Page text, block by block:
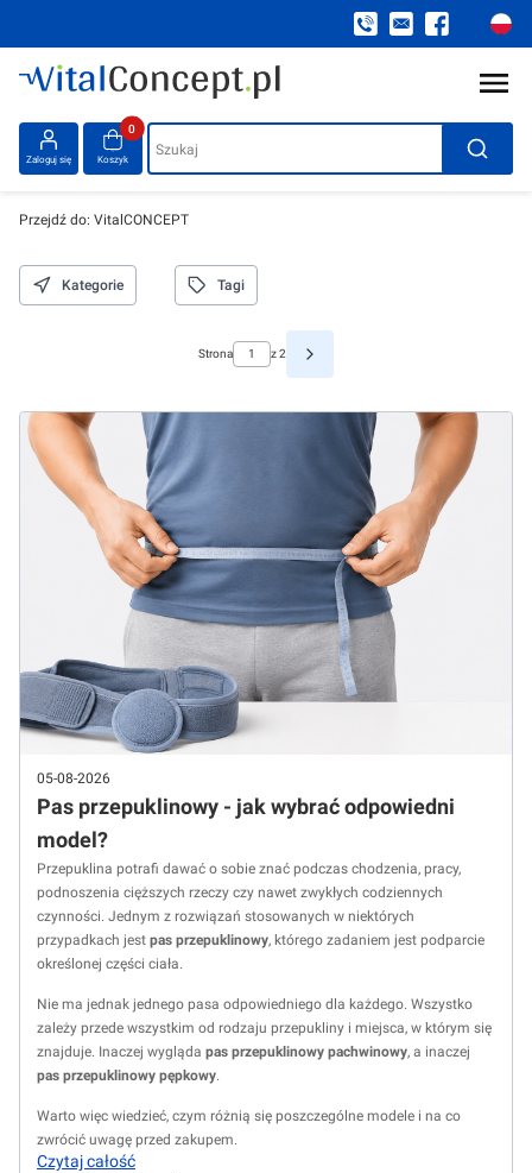
Zaloguj się
Produkty w koszyku: 0. Zobacz szczegóły
Koszyk Szukaj
Przejdź do: VitalCONCEPT
Kategorie Tagi
Strona z 2
Następne wpisy
05-08-2026
Pas przepuklinowy - jak wybrać odpowiedni
model?
Przepuklina potrafi dawać o sobie znać podczas chodzenia, pracy,
podnoszenia cięższych rzeczy czy nawet zwykłych codziennych
czynności. Jednym z rozwiązań stosowanych w niektórych
przypadkach jest pas przepuklinowy, którego zadaniem jest podparcie
określonej części ciała.
Nie ma jednak jednego pasa odpowiedniego dla każdego. Wszystko
zależy przede wszystkim od rodzaju przepukliny i miejsca, w którym się
znajduje. Inaczej wygląda pas przepuklinowy pachwinowy, a inaczej
pas przepuklinowy pępkowy.
Warto więc wiedzieć, czym różnią się poszczególne modele i na co
zwrócić uwagę przed zakupem.
Czytaj całość